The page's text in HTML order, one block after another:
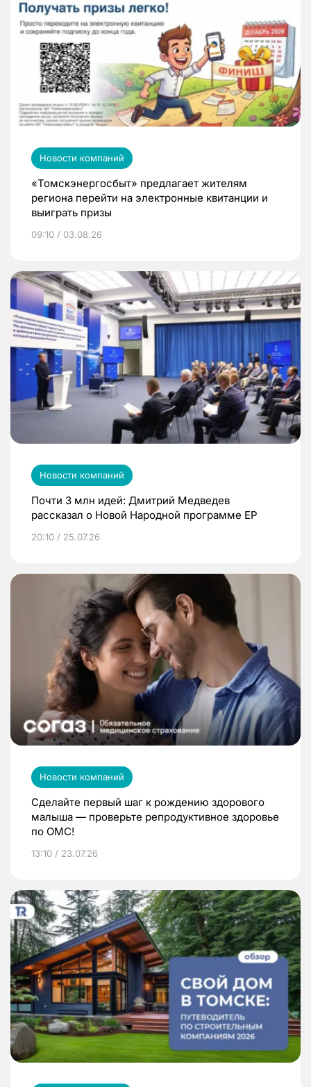
Новости компаний
«Томскэнергосбыт» предлагает жителям
региона перейти на электронные квитанции и
выиграть призы
09:10 / 03.08.26
Новости компаний
Почти 3 млн идей: Дмитрий Медведев
рассказал о Новой Народной программе ЕР
20:10 / 25.07.26
Новости компаний
Сделайте первый шаг к рождению здорового
малыша — проверьте репродуктивное здоровье
по ОМС!
13:10 / 23.07.26